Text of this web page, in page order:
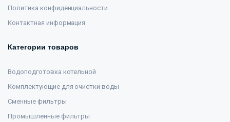
Политика конфиденциальности
Контактная информация
Категории товаров
Водоподготовка котельной
Комплектующие для очистки воды
Сменные фильтры
Промышленные фильтры